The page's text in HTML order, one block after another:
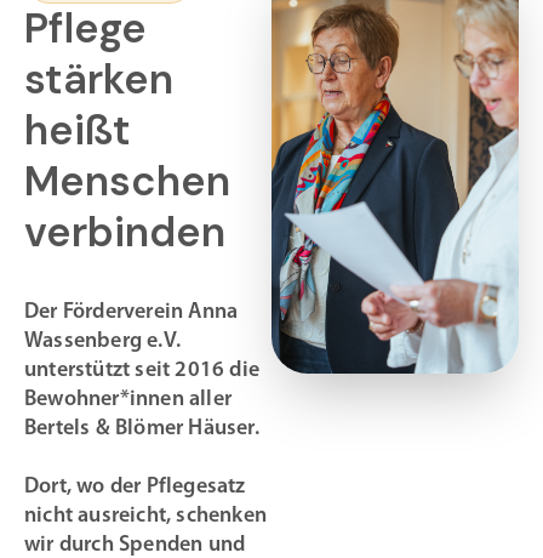
Pflege
stärken
heißt
Menschen
verbinden
Der Förderverein Anna
Wassenberg e.V.
unterstützt seit 2016 die
Bewohner*innen aller
Bertels & Blömer Häuser.
Dort, wo der Pflegesatz
nicht ausreicht, schenken
wir durch Spenden und